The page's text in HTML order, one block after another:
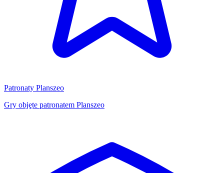
Patronaty Planszeo
Gry objęte patronatem Planszeo